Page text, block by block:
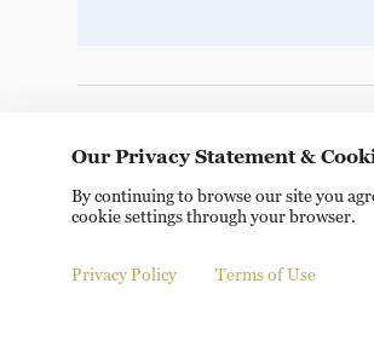
Copyright © 2024 CGTN. 京ICP备
Our Privacy Statement &
By continuing to browse our site you
cookie settings through your browser.
Privacy Policy Terms of Use